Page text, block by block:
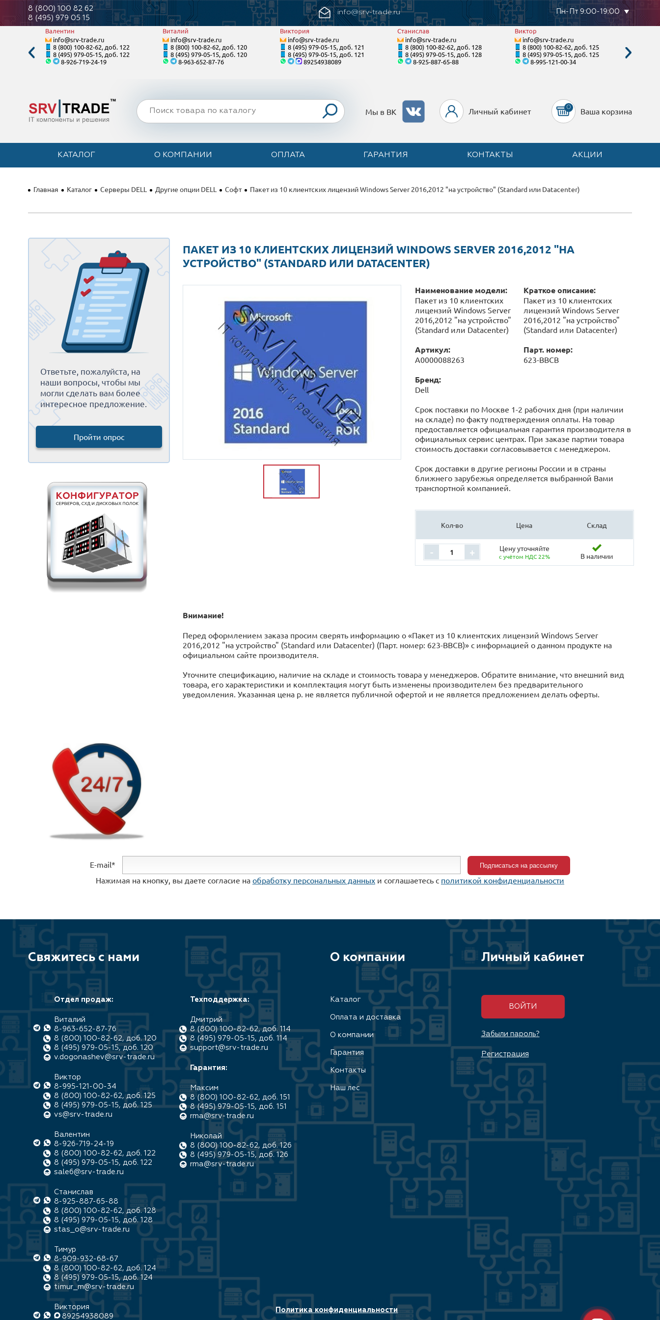
8 (800) 100 82 62
8 (495) 979 05 15
info@srv-trade.ru Пн-Пт 9:00-19:00
Валентин
info@srv-trade.ru
8 (800) 100-82-62, доб. 122
8 (495) 979-05-15, доб. 122
8-926-719-24-19
Виталий
info@srv-trade.ru
8 (800) 100-82-62, доб. 120
8 (495) 979-05-15, доб. 120
8-963-652-87-76
Виктория
info@srv-trade.ru
8 (495) 979-05-15, доб. 121
8 (495) 979-05-15, доб. 121
89254938089
Станислав
info@srv-trade.ru
8 (800) 100-82-62, доб. 128
8 (495) 979-05-15, доб. 128
8-925-887-65-88
Виктор
info@srv-trade.ru
8 (800) 100-82-62, доб. 125
8 (495) 979-05-15, доб. 125
8-995-121-00-34
КАТАЛОГ О КОМПАНИИ ОПЛАТА ГАРАНТИЯ КОНТАКТЫ АКЦИИ
Мы в ВК Личный кабинет 0 Ваша корзина
Главная Каталог Серверы DELL Другие опции DELL Софт Пакет из 10 клиентских лицензий Windows Server 2016,2012 "на устройство" (Standard или Datacenter)
Ответьте, пожалуйста, на
наши вопросы, чтобы мы
могли сделать вам более
интересное предложение.
Пройти опрос
ПАКЕТ ИЗ 10 КЛИЕНТСКИХ ЛИЦЕНЗИЙ WINDOWS SERVER 2016,2012 "НА
УСТРОЙСТВО" (STANDARD ИЛИ DATACENTER)
Наименование модели:
Пакет из 10 клиентских
лицензий Windows Server
2016,2012 "на устройство"
(Standard или Datacenter)
Краткое описание:
Пакет из 10 клиентских
лицензий Windows Server
2016,2012 "на устройство"
(Standard или Datacenter)
Артикул:
А0000088263
Парт. номер:
623-BBCB
Бренд:
Dell
Срок поставки по Москве 1-2 рабочих дня (при наличии
на складе) по факту подтверждения оплаты. На товар
предоставляется официальная гарантия производителя в
официальных сервис центрах. При заказе партии товара
стоимость доставки согласовывается с менеджером.
Срок доставки в другие регионы России и в страны
ближнего зарубежья определяется выбранной Вами
транспортной компанией.
Кол-во Цена Склад
- + Цену уточняйте
с учётом НДС 22% В наличии
Внимание!
Перед оформлением заказа просим сверять информацию о «Пакет из 10 клиентских лицензий Windows Server
2016,2012 "на устройство" (Standard или Datacenter) (Парт. номер: 623-BBCB)» с информацией o данном продукте на
официальном сайте производителя.
Уточните спецификацию, наличие на складе и стоимость товара у менеджеров. Обратите внимание, что внешний вид
товара, его характеристики и комплектация могут быть изменены производителем без предварительного
уведомления. Указанная цена р. не является публичной офертой и не является предложением делать оферты.
E-mail*
Нажимая на кнопку, вы даете согласие на обработку персональных данных и соглашаетесь c политикой конфиденциальности
Свяжитесь с нами
Отдел продаж:
Виталий
8-963-652-87-76
8 (800) 100-82-62, доб. 120
8 (495) 979-05-15, доб. 120
v.dogonashev@srv-trade.ru
Виктор
8-995-121-00-34
8 (800) 100-82-62, доб. 125
8 (495) 979-05-15, доб. 125
vs@srv-trade.ru
Валентин
8-926-719-24-19
8 (800) 100-82-62, доб. 122
8 (495) 979-05-15, доб. 122
sale6@srv-trade.ru
Станислав
8-925-887-65-88
8 (800) 100-82-62, доб. 128
8 (495) 979-05-15, доб. 128
stas_o@srv-trade.ru
Тимур
8-909-932-68-67
8 (800) 100-82-62, доб. 124
8 (495) 979-05-15, доб. 124
timur_m@srv-trade.ru
Виктория
89254938089
Техподдержка:
Дмитрий
8 (800) 100-82-62, доб. 114
8 (495) 979-05-15, доб. 114
support@srv-trade.ru
Гарантия:
Максим
8 (800) 100-82-62, доб. 151
8 (495) 979-05-15, доб. 151
rma@srv-trade.ru
Николай
8 (800) 100-82-62, доб. 126
8 (495) 979-05-15, доб. 126
rma@srv-trade.ru
О компании
Каталог
Оплата и доставка
О компании
Гарантия
Контакты
Наш лес
Личный кабинет
ВОЙТИ
Забыли пароль?
Регистрация
Политика конфиденциальности